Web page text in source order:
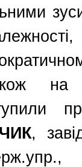
на
,